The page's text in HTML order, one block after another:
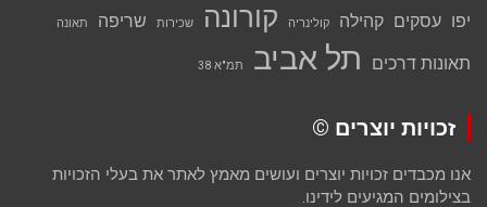
יפו עסקים קהילה קולינריה קורונה שכירות שריפה תאונה
תאונות דרכים תל אביב תמ"א 38
זכויות יוצרים ©
אנו מכבדים זכויות יוצרים ועושים מאמץ לאתר את בעלי הזכויות
בצילומים המגיעים לידינו.